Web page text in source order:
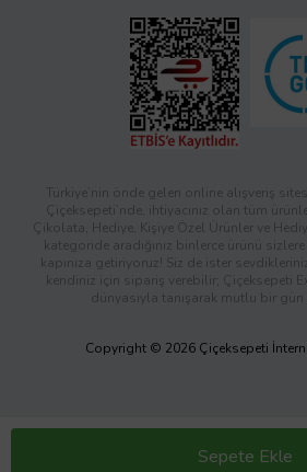
Sepete Ekle
Türkiye’nin önde gelen online alışveriş
Çiçeksepeti’nde, ihtiyacınız olan tüm
Çikolata, Hediye, Kişiye Özel Ürünler ve
kategoride aradığınız binlerce ürünü
kapınıza getiriyoruz! Siz de ister
kendiniz için sipariş verebilir; Çiçeksepeti
dünyasıyla tanışarak mutlu bir
Copyright © 2026 Çiçeksepeti